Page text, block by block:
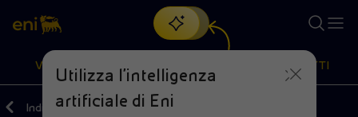
CercaVISIONE PRODOTTI
Indietro Media Comunicati Stampa
Utilizza l'intelligenza
artificiale di Eni